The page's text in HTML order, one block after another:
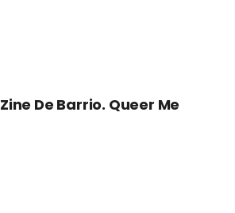
Zine De Barrio. Queer Me